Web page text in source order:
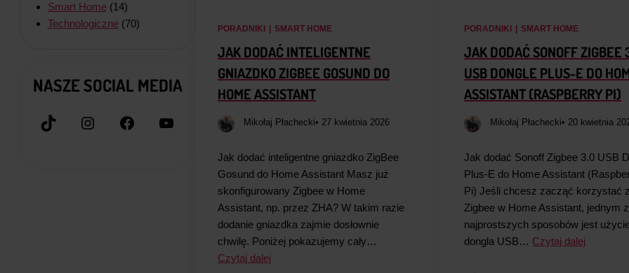
Smart Home(14)
Technologiczne(70)
NASZE SOCIAL MEDIA
TikTokInstagramFacebookYouTube
PORADNIKI | SMART HOME
JAK DODAĆ INTELIGENTNE
GNIAZDKO ZIGBEE GOSUND DO
HOME ASSISTANT
Mikołaj Płachecki• 27 kwietnia 2026
Jak dodać inteligentne gniazdko ZigBee
Gosund do Home Assistant Masz już
skonfigurowany Zigbee w Home
Assistant, np. przez ZHA? W takim razie
dodanie gniazdka zajmie dosłownie
chwilę. Poniżej pokazujemy cały…
Czytaj dalej
PORADNIKI | SMART HOME
JAK DODAĆ SONOFF ZIGBEE
USB DONGLE PLUS-E DO
ASSISTANT (RASPBERRY PI)
Mikołaj Płachecki• 20 kwietnia
Jak dodać Sonoff Zigbee 3.0 USB
Plus-E do Home Assistant
Pi) Jeśli chcesz zacząć korzystać z
Zigbee w Home Assistant, jednym z
najprostszych sposobów jest
dongla USB… Czytaj dalej